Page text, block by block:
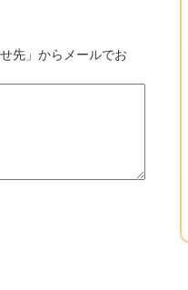
先」からメールでお